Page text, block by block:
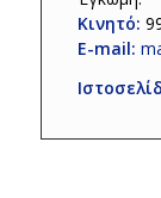
Κινητό:
E-mail: